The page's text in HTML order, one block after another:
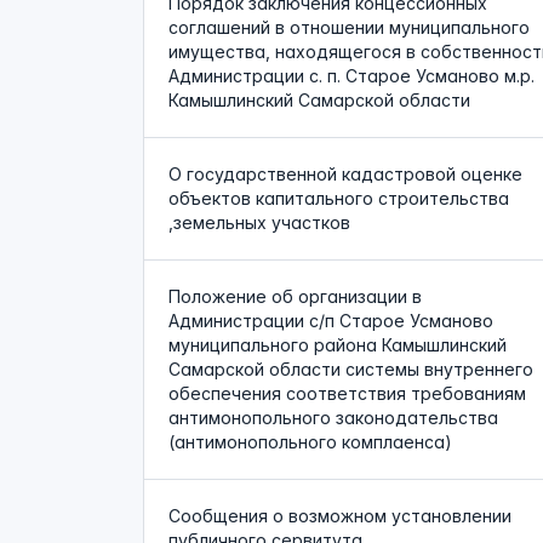
соглашений в отношении муниципального
имущества, находящегося в
Администрации с. п. Старое Усманово м.р.
Камышлинский Самарской области
О государственной кадастровой оценке
объектов капитального строительства
,земельных участков
Положение об организации в
Администрации с/п Старое Усманово
муниципального района Камышлинский
Самарской области системы внутреннего
обеспечения соответствия требованиям
антимонопольного законодательства
(антимонопольного комплаенса)
Сообщения о возможном установлении